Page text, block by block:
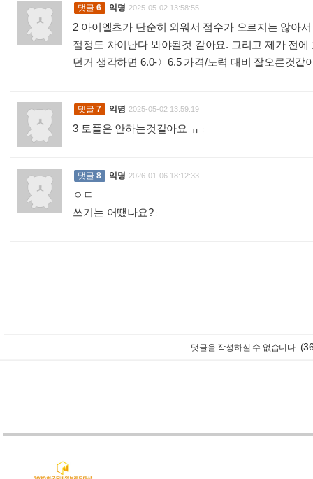
댓글 6 익명 2025-05-02 13:58:55
2 아이엘츠가 단순히 외워서 점수가 오르지는 않아
점정도 차이난다 봐야될것 같아요. 그리고 제가 전
던거 생각하면 6.0-〉6.5 가격/노력 대비 잘오른것같
댓글 7 익명 2025-05-02 13:59:19
3 토플은 안하는것같아요 ㅠ
댓글 8 익명 2026-01-06 18:12:33
ㅇㄷ
쓰기는 어땠나요?
댓글을 작성하실 수 없습니다.